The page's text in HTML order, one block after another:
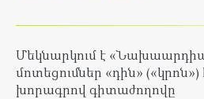
Մեկնարկում է
մոտեցումներ «դին»
խորագրով գիտաժողովը